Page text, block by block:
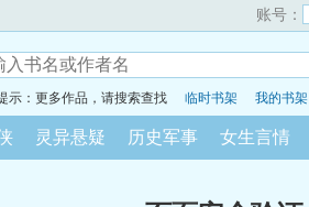
账号：
示：更多作品，请搜索查找 临时书架 我的书架
灵异悬疑 历史军事 女生言情